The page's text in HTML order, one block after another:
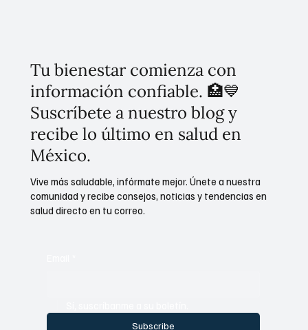
Tu bienestar comienza con
información confiable. 🏥💙
Suscríbete a nuestro blog y
recibe lo último en salud en
México.
Subscribe
Vive más saludable, infórmate mejor. Únete a nuestra
comunidad y recibe consejos, noticias y tendencias en
salud directo en tu correo.